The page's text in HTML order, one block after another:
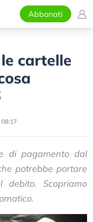
Abbonati
cartelle
08:17
di pagamento dal
potrebbe portare
debito. Scopriamo